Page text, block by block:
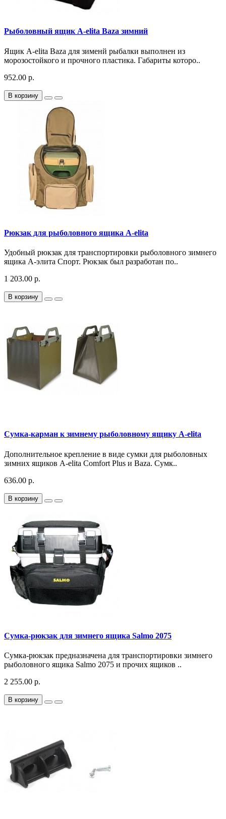
Рыболовный ящик A-elita Baza зимний
Ящик A-elita Baza для зименй рыбалки выполнен из
морозостойкого и прочного пластика. Габариты которо..
952.00 р.
В корзину
Рюкзак для рыболовного ящика A-elita
Удобный рюкзак для транспортировки рыболовного зимнего
ящика А-элита Спорт. Рюкзак был разработан по..
1 203.00 р.
В корзину
Сумка-карман к зимнему рыболовному ящику A-elita
Дополнительное крепление в виде сумки для рыболовных
зимних ящиков A-elita Comfort Plus и Baza. Сумк..
636.00 р.
В корзину
Сумка-рюкзак для зимнего ящика Salmo 2075
Сумка-рюкзак предназначена для транспортировки зимнего
рыболовного ящика Salmo 2075 и прочих ящиков ..
2 255.00 р.
В корзину